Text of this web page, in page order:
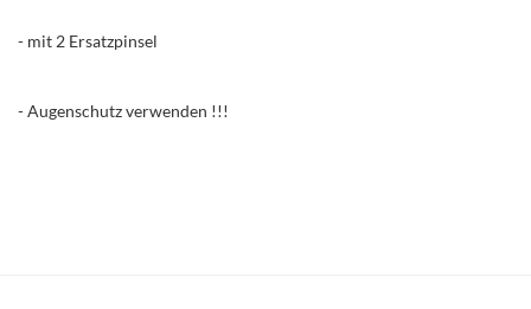
- mit 2 Ersatzpinsel
- Augenschutz verwenden !!!